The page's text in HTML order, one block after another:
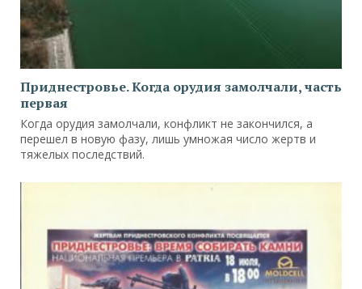
Приднестровье. Когда орудия замолчали, часть
первая
Когда орудия замолчали, конфликт не закончился, а
перешел в новую фазу, лишь умножая число жертв и
тяжелых последствий.